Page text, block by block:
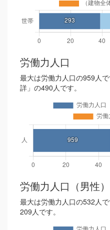
労働力人口
最大は労働力人口の959人
詳」の490人です。
労働力人口（男性）
最大は労働力人口の532人
209人です。